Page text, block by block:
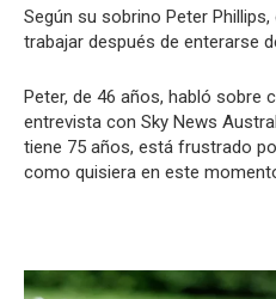
Según su sobrino Peter
trabajar después de enterarse
Peter, de 46 años, habló sobre
entrevista con Sky News
tiene 75 años, está frustrado
como quisiera en este